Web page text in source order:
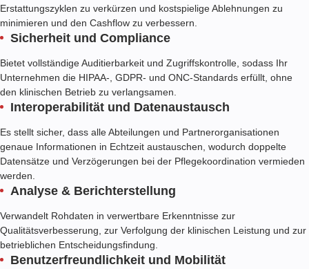
Erstattungszyklen zu verkürzen und kostspielige Ablehnungen zu
minimieren und den Cashflow zu verbessern.
Sicherheit und Compliance
Bietet vollständige Auditierbarkeit und Zugriffskontrolle, sodass Ihr
Unternehmen die HIPAA-, GDPR- und ONC-Standards erfüllt, ohne
den klinischen Betrieb zu verlangsamen.
Interoperabilität und Datenaustausch
Es stellt sicher, dass alle Abteilungen und Partnerorganisationen
genaue Informationen in Echtzeit austauschen, wodurch doppelte
Datensätze und Verzögerungen bei der Pflegekoordination vermieden
werden.
Analyse & Berichterstellung
Verwandelt Rohdaten in verwertbare Erkenntnisse zur
Qualitätsverbesserung, zur Verfolgung der klinischen Leistung und zur
betrieblichen Entscheidungsfindung.
Benutzerfreundlichkeit und Mobilität